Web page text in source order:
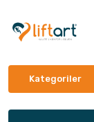
Kategoriler